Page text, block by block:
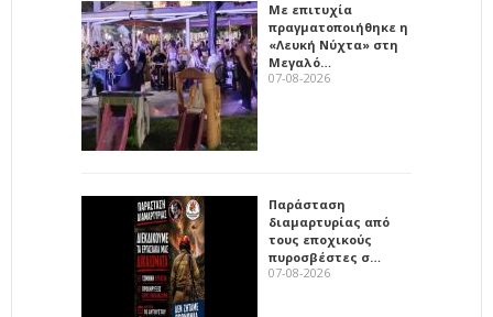
Με επιτυχία
πραγματοποιήθηκε η
«Λευκή Νύχτα» στη
Μεγαλό…
07-08-2026
Παράσταση
διαμαρτυρίας από
τους εποχικούς
πυροσβέστες σ…
07-08-2026